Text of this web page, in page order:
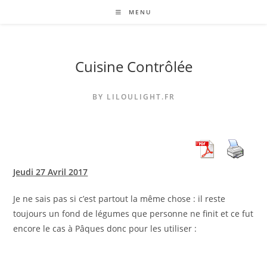
MENU
Cuisine Contrôlée
BY LILOULIGHT.FR
Jeudi 27 Avril 2017
Je ne sais pas si c’est partout la même chose : il reste
toujours un fond de légumes que personne ne finit et ce fut
encore le cas à Pâques donc pour les utiliser :